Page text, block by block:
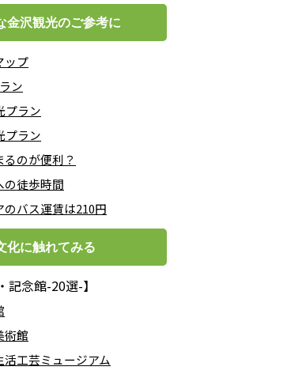
金沢観光のご参考に
ップ
ン
プラン
プラン
るのが便利？
の徒歩時間
のバス運賃は210円
化に触れてみる
記念館-20選-】
術館
活工芸ミュージアム